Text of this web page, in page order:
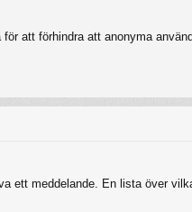
att förhindra att anonyma
ett meddelande. En lista över